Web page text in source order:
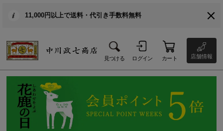
11,000円以上で送料・代引き手数料無料
見つける ログイン カート 店舗情報